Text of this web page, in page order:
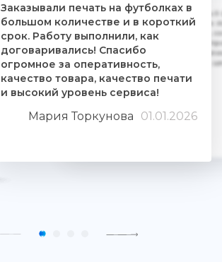
Заказывали печать на футболках в
большом количестве и в короткий
срок. Работу выполнили, как
договаривались! Спасибо
огромное за оперативность,
качество товара, качество печати
и высокий уровень сервиса!
Мария Торкунова 01.01.2026
Дочке на 18-летие решили заказать
ребятам. Времени было всего сутки.
взялись за работу, сделали макеты,
Огромное им спасибо. Дочка была
знают свое дело и отдаются ему
людьми. Качество печати